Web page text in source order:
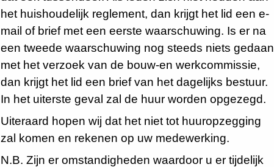
het huishoudelijk reglement, dan krijgt het lid een e-
mail of brief met een eerste waarschuwing. Is er na
een tweede waarschuwing nog steeds niets gedaan
met het verzoek van de bouw-en werkcommissie,
dan krijgt het lid een brief van het dagelijks bestuur.
In het uiterste geval zal de huur worden opgezegd.
Uiteraard hopen wij dat het niet tot huuropzegging
zal komen en rekenen op uw medewerking.
N.B. Zijn er omstandigheden waardoor u er tijdelijk